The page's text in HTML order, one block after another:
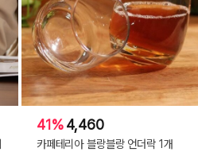
41%4,460
카페테리아 블랑블랑 언더락 1개